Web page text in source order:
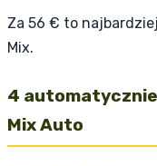
Za 56 € to
Mix.
4
Mix Auto